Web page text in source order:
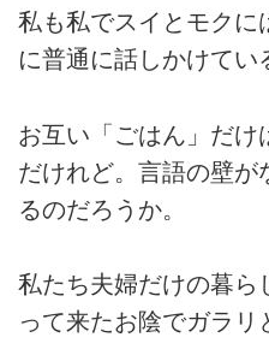
私も私でスイとモクに
に普通に話しかけてい
お互い「ごはん」だけ
だけれど。言語の壁が
るのだろうか。
私たち夫婦だけの暮ら
って来たお陰でガラリ